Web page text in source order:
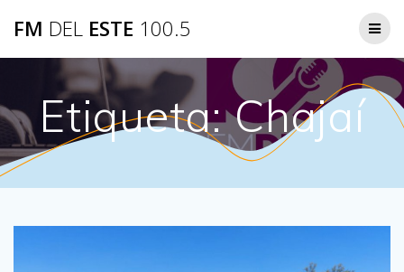
FM DEL ESTE 100.5
Etiqueta:Chajaí